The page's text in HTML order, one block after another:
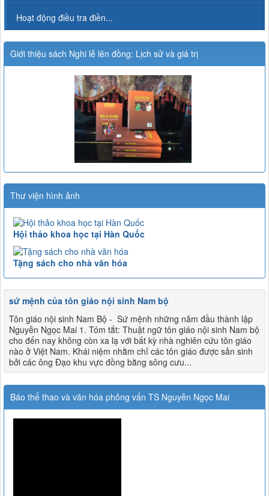
Hoạt động điều tra điền...
Giới thiệu sách Nghi lễ lên đồng: Lịch sử và giá trị
Thư viện hình ảnh
Hội thảo khoa học tại Hàn Quốc
Tặng sách cho nhà văn hóa
sứ mệnh của tôn giáo nội sinh Nam bộ
Tôn giáo nội sinh Nam Bộ - Sứ mệnh những năm đầu thành lập
Nguyễn Ngọc Mai 1. Tóm tắt: Thuật ngữ tôn giáo nội sinh Nam bộ
cho đến nay không còn xa lạ với bất kỳ nhà nghiên cứu tôn giáo
nào ở Việt Nam. Khái niệm nhằm chỉ các tôn giáo được sản sinh
bởi các ông Đạo khu vực đồng bằng sông cưu...
Báo thể thao và văn hóa phỏng vấn TS Nguyễn Ngọc Mai